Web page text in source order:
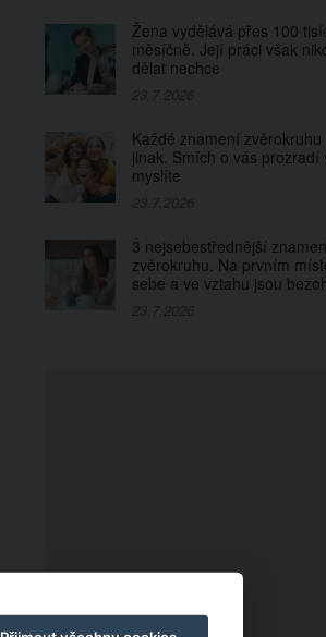
Žena vydělává přes 100
měsíčně. Její práci však
dělat nechce
Každé znamení zvěrokruhu
jinak. Smích o vás prozradí
myslíte
3 nejsebestřednější
zvěrokruhu. Na prvním
sebe a ve vztahu jsou